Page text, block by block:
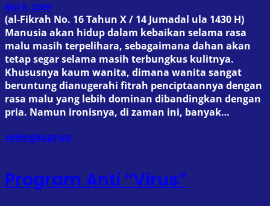
Mei 8, 2009
(al-Fikrah No. 16 Tahun X / 14 Jumadal ula 1430 H)
Manusia akan hidup dalam kebaikan selama rasa
malu masih terpelihara, sebagaimana dahan akan
tetap segar selama masih terbungkus kulitnya.
Khususnya kaum wanita, dimana wanita sangat
beruntung dianugerahi fitrah penciptaannya dengan
rasa malu yang lebih dominan dibandingkan dengan
pria. Namun ironisnya, di zaman ini, banyak…
selengkapnya
Program Anti “Virus”